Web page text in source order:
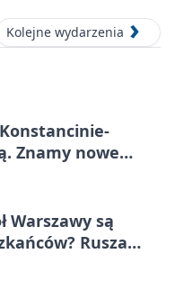
Kolejne wydarzenia
Znamy nowe
Warszawy są
Rusza